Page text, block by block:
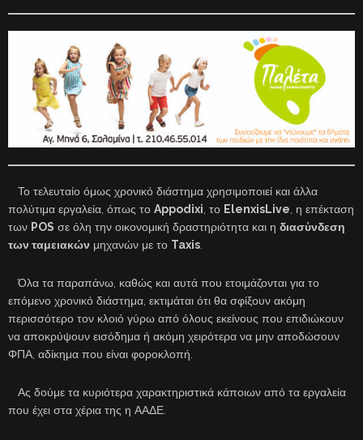
Το τελευταίο όμως χρονικό διάστημα χρησιμοποιεί και άλλα
πολύτιμα εργαλεία, όπως το Appodixi , το ElenxisLive , η επέκταση
των POS σε όλη την οικονομική δραστηριότητα και η διασύνδεση
των ταμειακών μηχανών με το Taxis
Όλα τα παραπάνω, καθώς και αυτά που ετοιμάζονται για το
επόμενο χρονικό διάστημα, εκτιμάται ότι θα σφίξουν ακόμη
περισσότερο τον κλοιό γύρω από όλους εκείνους που επιδιώκουν
να αποκρύψουν εισόδημα ή ακόμη χειρότερα να μην αποδώσουν
ΦΠΑ, αδίκημα που είναι φοροκλοπή.
Ας δούμε τα κυριότερα χαρακτηριστικά κάποιων από τα εργαλεία
που έχει στα χέρια της η ΑΑΔΕ.